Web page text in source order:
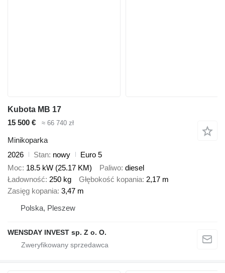
Kubota MB 17
15 500 €
≈ 66 740 zł
Minikoparka
2026
Stan nowy
Euro 5
Moc 18.5 kW (25.17 KM) Paliwo diesel
Ładowność 250 kg Głębokość kopania 2,17 m
Zasięg kopania 3,47 m
Polska, Pleszew
WENSDAY INVEST sp. Z o. O.